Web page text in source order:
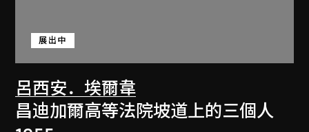
呂西安．埃爾韋
展出中
昌迪加爾高等法院坡道上的三個人